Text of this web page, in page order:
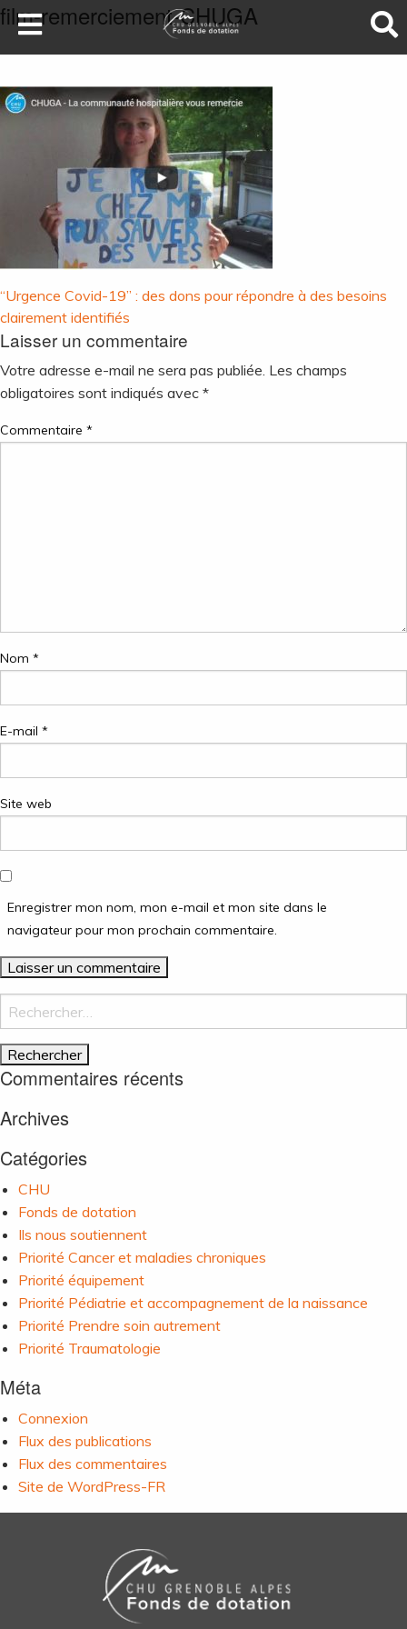
DEVENEZ MÉCÈNES
NOS PROJETS
ILS NOUS SOUTIENNENT
FAIRE UN DON
film-remerciement-CHUGA
Navigation
de
l’article
“Urgence Covid-19” : des dons pour répondre à des besoins
clairement identifiés
Laisser un commentaire
Votre adresse e-mail ne sera pas publiée. Les champs
obligatoires sont indiqués avec *
Commentaire *
Nom *
E-mail *
Site web
Enregistrer mon nom, mon e-mail et mon site dans le
navigateur pour mon prochain commentaire.
Rechercher :
Commentaires récents
Archives
Catégories
CHU
Fonds de dotation
Ils nous soutiennent
Priorité Cancer et maladies chroniques
Priorité équipement
Priorité Pédiatrie et accompagnement de la naissance
Priorité Prendre soin autrement
Priorité Traumatologie
Méta
Connexion
Flux des publications
Flux des commentaires
Site de WordPress-FR